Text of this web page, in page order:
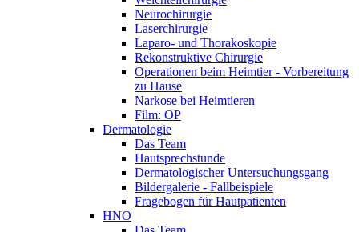
Neurochirurgie
Laserchirurgie
Laparo- und Thorakoskopie
Rekonstruktive Chirurgie
Operationen beim Heimtier - Vorbereitung
zu Hause
Narkose bei Heimtieren
Film: OP
Dermatologie
Das Team
Hautsprechstunde
Dermatologischer Untersuchungsgang
Bildergalerie - Fallbeispiele
Fragebogen für Hautpatienten
HNO